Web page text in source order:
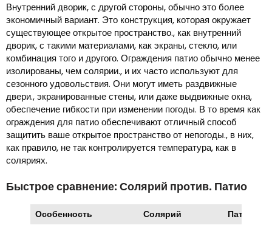
Внутренний дворик, с другой стороны, обычно это более
экономичный вариант. Это конструкция, которая окружает
существующее открытое пространство., как внутренний
дворик, с такими материалами, как экраны, стекло, или
комбинация того и другого. Ограждения патио обычно менее
изолированы, чем солярии., и их часто используют для
сезонного удовольствия. Они могут иметь раздвижные
двери., экранированные стены, или даже выдвижные окна,
обеспечение гибкости при изменении погоды. В то время как
ограждения для патио обеспечивают отличный способ
защитить ваше открытое пространство от непогоды., в них,
как правило, не так контролируется температура, как в
соляриях.
Быстрое сравнение: Солярий против. Патио
Особенность Солярий
Патио